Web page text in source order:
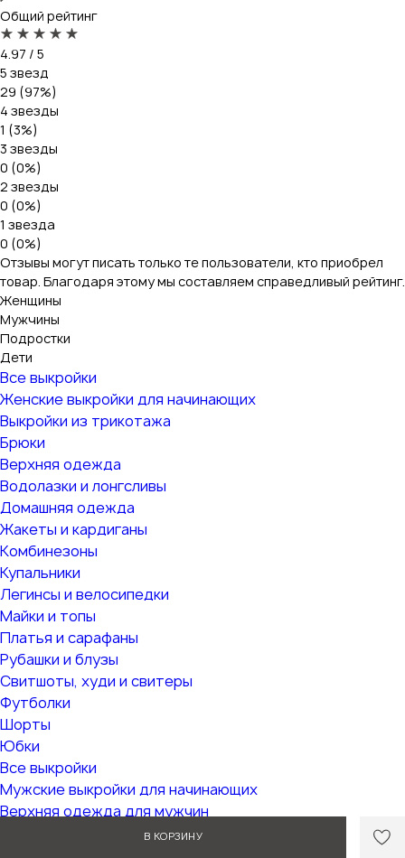
В КОРЗИНУ
Общий рейтинг
4.97 / 5
5 звезд
29 (97%)
4 звезды
1 (3%)
3 звезды
0 (0%)
2 звезды
0 (0%)
1 звезда
0 (0%)
Отзывы могут писать только те пользователи, кто приобрел
товар. Благодаря этому мы составляем справедливый рейтинг.
Женщины
Мужчины
Подростки
Дети
Все выкройки
Женские выкройки для начинающих
Выкройки из трикотажа
Брюки
Верхняя одежда
Водолазки и лонгсливы
Домашняя одежда
Жакеты и кардиганы
Комбинезоны
Купальники
Легинсы и велосипедки
Майки и топы
Платья и сарафаны
Рубашки и блузы
Свитшоты, худи и свитеры
Футболки
Шорты
Юбки
Все выкройки
Мужские выкройки для начинающих
Верхняя одежда для мужчин
Выкройки из трикотажа